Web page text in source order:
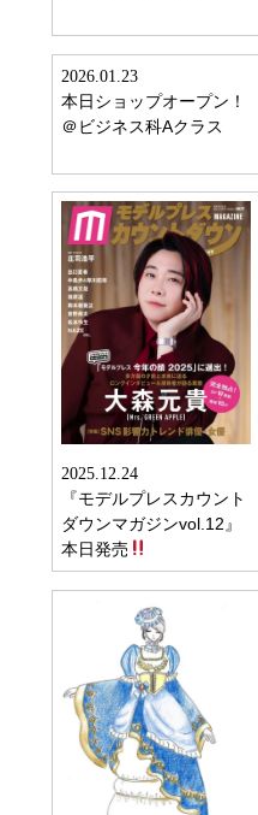
2026.01.23
本日ショップオープン！
＠ビジネス科Aクラス
2025.12.24
『モデルプレスカウント
ダウンマガジンvol.12』
本日発売